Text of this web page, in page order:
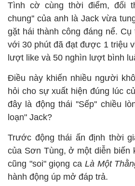
Tình cờ cùng thời điểm, đối
chung'' của anh là Jack vừa
gặt hái thành công đáng nể. Cụ
với 30 phút đã đạt được 1 triệu
lượt like và 50 nghìn lượt bình
Điều này khiến nhiều người
hỏi cho sự xuất hiện đúng lúc
đây là động thái ''Sếp'' chiều
loạn" Jack?
Trước động thái ấn định thời
của Sơn Tùng, ở một diễn biến
cũng "soi" giọng ca Là Một
hành động úp mở đáp trả.